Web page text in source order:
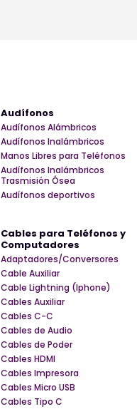
Audífonos
Audífonos Alámbricos
Audífonos Inalámbricos
Manos Libres para Teléfonos
Audífonos Inalámbricos
Trasmisión Ósea
Audífonos deportivos
Cables para Teléfonos y
Computadores
Adaptadores/Conversores
Cable Auxiliar
Cable Lightning (Iphone)
Cables Auxiliar
Cables C-C
Cables de Audio
Cables de Poder
Cables HDMI
Cables Impresora
Cables Micro USB
Cables Tipo C